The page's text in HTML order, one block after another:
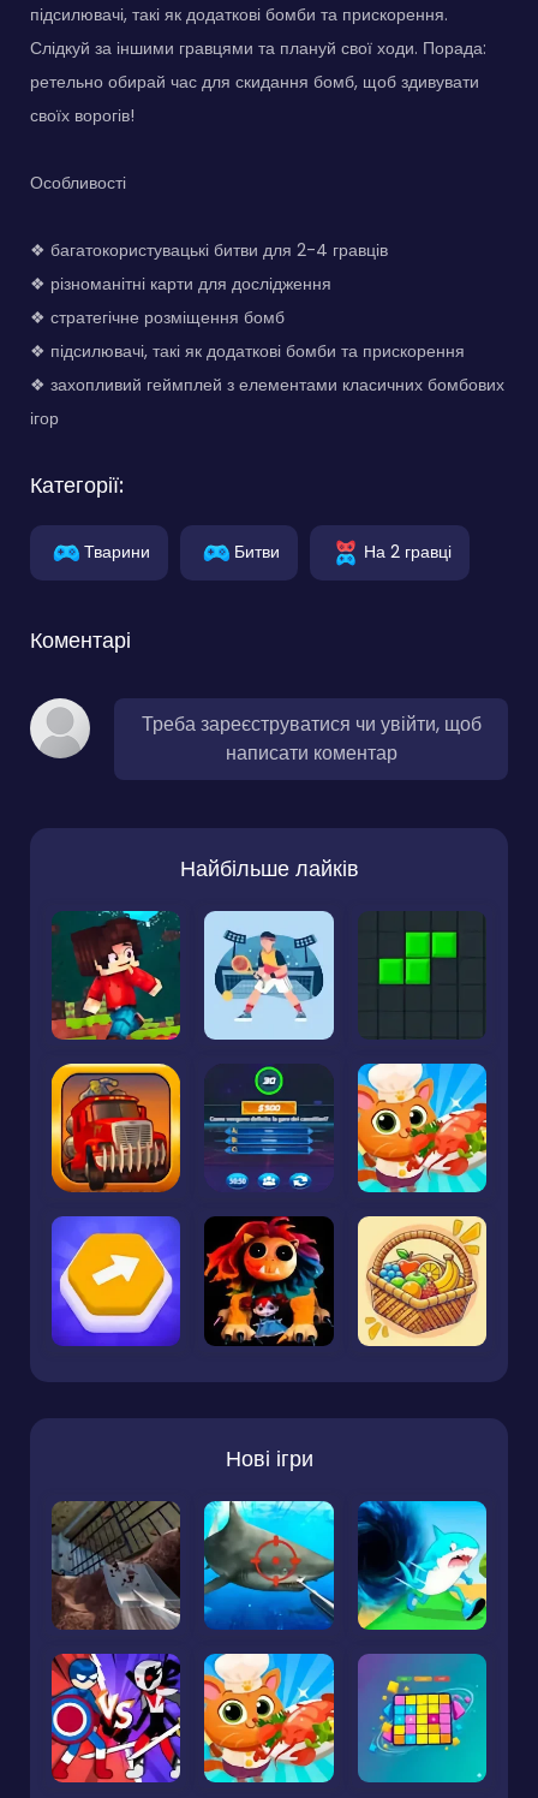
підсилювачі, такі як додаткові бомби та прискорення.
Слідкуй за іншими гравцями та плануй свої ходи. Порада:
ретельно обирай час для скидання бомб, щоб здивувати
своїх ворогів!
Особливості
❖ багатокористувацькі битви для 2-4 гравців
❖ різноманітні карти для дослідження
❖ стратегічне розміщення бомб
❖ підсилювачі, такі як додаткові бомби та прискорення
❖ захопливий геймплей з елементами класичних бомбових
ігор
Категорії:
Тварини Битви На 2 гравці
Коментарі
Треба зареєструватися чи увійти, щоб
написати коментар
Найбільше лайків
Нові ігри